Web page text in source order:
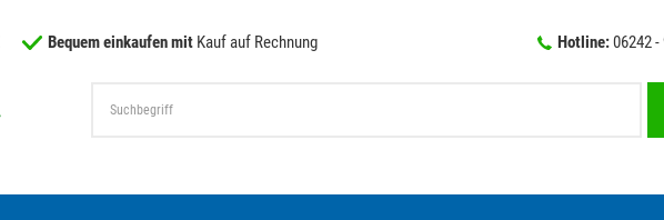
Bequem einkaufen mit Kauf auf Rechnung Hotline:06242 -